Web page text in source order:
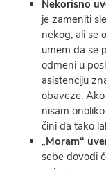
Nekorisno
je zameniti
nekog, ali se
umem da se
odmeni u
asistenciju
obaveze.
nisam
čini da tako
„Moram“
sebe dovodi